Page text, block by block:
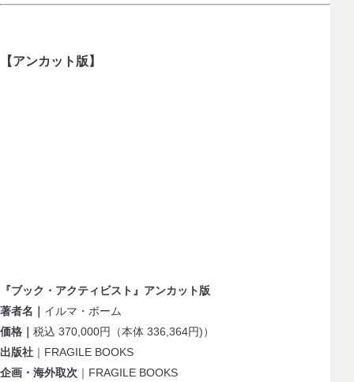
【アンカット版】
『ブック・アクティビスト』アンカット版
著者名｜ イルマ・ボーム
価格｜ 税込 370,000円（本体 336,364円)）
出版社 ｜FRAGILE BOOKS
企画・海外取次 ｜FRAGILE BOOKS